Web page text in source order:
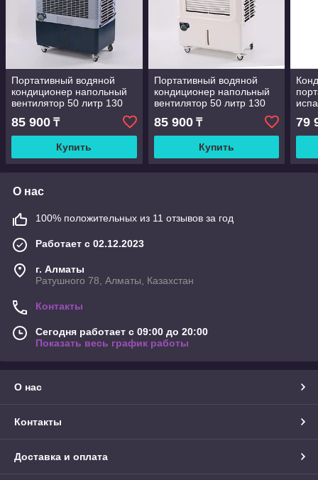
Портативный водяной
кондиционер напольный
вентилятор 50 литр 130
ВТ для дома, офиса,
магазина на 40 кв
85 900 ₸
Купить
Портативный водяной
кондиционер напольный
вентилятор 50 литр 130
ВТ для дома, офиса,
магазина на 40 кв
85 900₸
Купить
79
О нас
100% положительных из 11 отзывов за год
Работает с 02.12.2023
г. Алматы
Ратушного 78, Алматы, Казахстан
Контакты
Сегодня работает с 09:00 до 20:00
Показать весь график работы
О нас
Контакты
Доставка и оплата